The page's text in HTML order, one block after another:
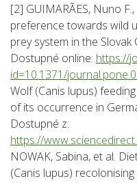
[2] GUIMARÃES, Nuno
preference towards wild
prey system in the Slovak
Dostupné online: https://
id=10.1371/
Wolf (Canis lupus)
of its occurrence in
Dostupné z:
https://
NOWAK, Sabina, et al.
(Canis lupus)